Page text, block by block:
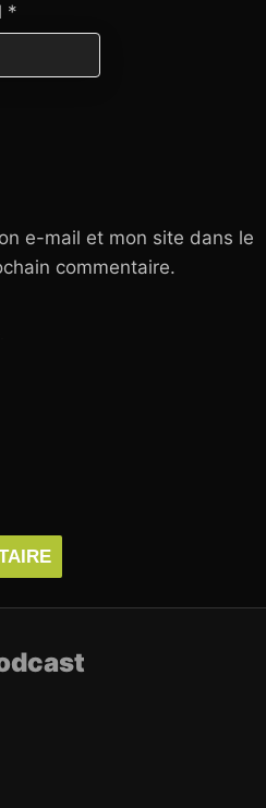
*
e-mail et mon site dans le
commentaire.